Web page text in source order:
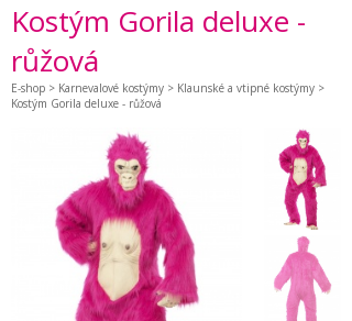
Kostým Gorila deluxe -
růžová
E-shop > Karnevalové kostýmy > Klaunské a vtipné kostýmy >
Kostým Gorila deluxe - růžová